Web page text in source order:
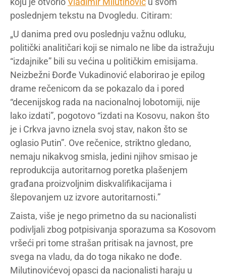
poslednjem tekstu na Dvogledu. Citiram:
„U danima pred ovu poslednju važnu odluku,
politički analitičari koji se nimalo ne libe da istražuju
“izdajnike” bili su većina u političkim emisijama.
Neizbežni Đorđe Vukadinović elaborirao je epilog
drame rečenicom da se pokazalo da i pored
“decenijskog rada na nacionalnoj lobotomiji, nije
lako izdati”, pogotovo “izdati na Kosovu, nakon što
je i Crkva javno iznela svoj stav, nakon što se
oglasio Putin”. Ove rečenice, striktno gledano,
nemaju nikakvog smisla, jedini njihov smisao je
reprodukcija autoritarnog poretka plašenjem
građana proizvoljnim diskvalifikacijama i
šlepovanjem uz izvore autoritarnosti.”
Zaista, više je nego primetno da su nacionalisti
podivljali zbog potpisivanja sporazuma sa Kosovom
vršeći pri tome strašan pritisak na javnost, pre
svega na vladu, da do toga nikako ne dođe.
Milutinovićevoj opasci da nacionalisti haraju u